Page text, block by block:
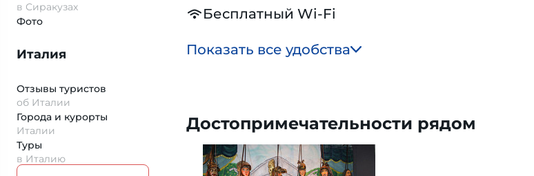
в Сиракузах
Фото
Италия
Отзывы туристов
об Италии
Города и курорты
Италии
Туры
в Италию
Бесплатный Wi-Fi
Показать все удобства
Достопримечательности рядом